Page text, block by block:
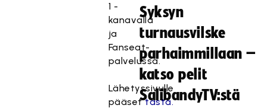
1 -
kanavalla
ja
Fanseat-
palvelussa.
Lähetyssivulle
pääsettästä.
Syksyn
turnausvilske
parhaimmillaan –
katso pelit
SalibandyTV:stä